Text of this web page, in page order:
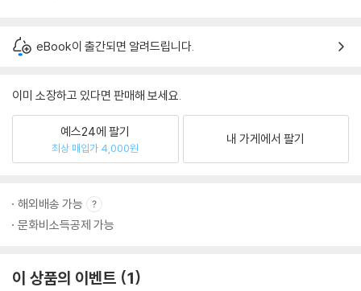
eBook이 출간되면 알려드립니다.
이미 소장하고 있다면 판매해 보세요.
예스24에 팔기
최상 매입가 4,000원
내 가게에서 팔기
해외배송 가능
문화비소득공제 가능
이 상품의 이벤트 1